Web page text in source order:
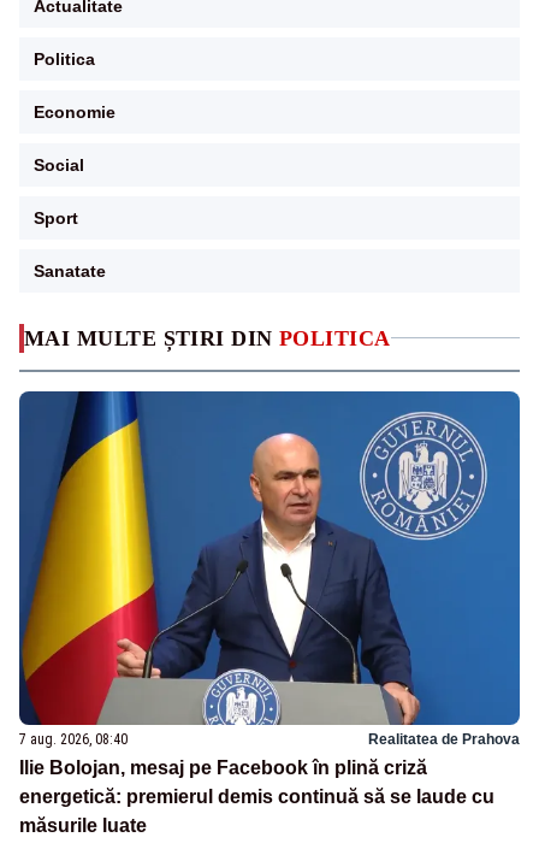
MAI MULTE ȘTIRI DIN POLITICA
7 aug. 2026, 08:40 Realitatea de Prahova
Ilie Bolojan, mesaj pe Facebook în plină criză
energetică: premierul demis continuă să se laude cu
măsurile luate
Actualitate
Politica
Economie
Social
Sport
Sanatate